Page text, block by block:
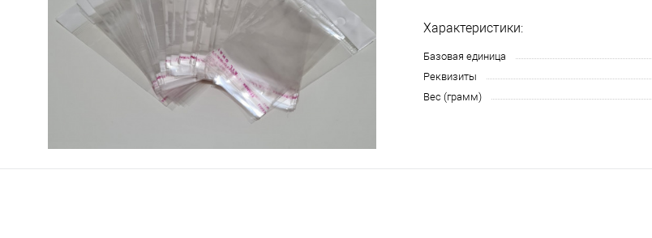
Характеристики:
Базовая единица
Реквизиты
Вес (грамм)